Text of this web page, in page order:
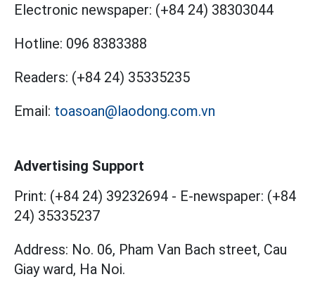
Electronic newspaper: (+84 24) 38303044
Hotline: 096 8383388
Readers: (+84 24) 35335235
Email: toasoan@laodong.com.vn
Advertising Support
Print: (+84 24) 39232694 - E-newspaper: (+84
24) 35335237
Address: No. 06, Pham Van Bach street, Cau
Giay ward, Ha Noi.